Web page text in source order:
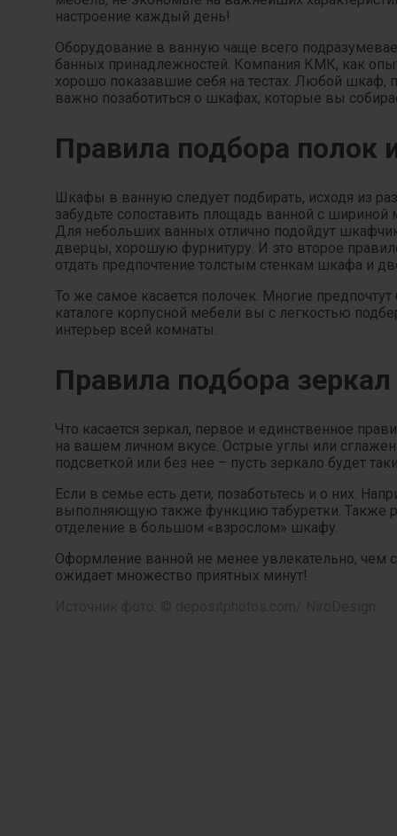
настроение каждый день!
Оборудование в ванную чаще всего
банных принадлежностей. Компания КМК, как
хорошо показавшие себя на тестах. Любой шкаф,
важно позаботиться о шкафах, которые вы
Правила подбора полок
Шкафы в ванную следует подбирать, исходя из
забудьте сопоставить площадь ванной с
Для небольших ванных отлично подойдут
дверцы, хорошую фурнитуру. И это второе
отдать предпочтение толстым стенкам шкафа и
То же самое касается полочек. Многие
каталоге корпусной мебели вы с легкостью
интерьер всей комнаты.
Правила подбора зеркал
Что касается зеркал, первое и единственное
на вашем личном вкусе. Острые углы или
подсветкой или без нее – пусть зеркало будет
Если в семье есть дети, позаботьтесь и о них.
выполняющую также функцию табуретки. Также
отделение в большом «взрослом» шкафу.
Оформление ванной не менее увлекательно, чем
ожидает множество приятных минут!